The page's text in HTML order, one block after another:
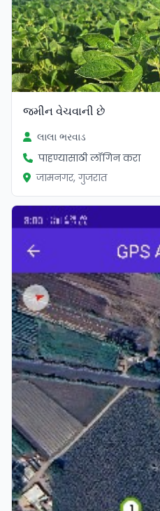
જમીન વેચવાની છે
લાલા ભરવાડ
पाहण्यासाठी लॉगिन करा
जामनगर, गुजरात